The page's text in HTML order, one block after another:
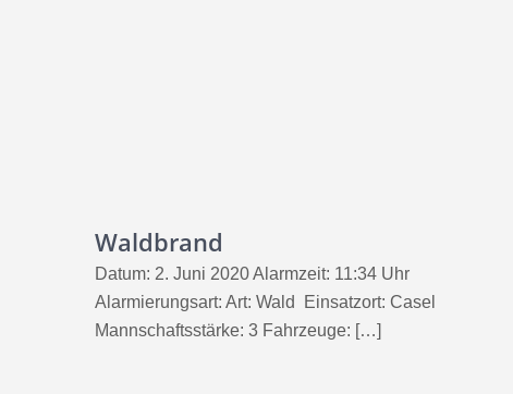
Waldbrand
Datum: 2. Juni 2020 Alarmzeit: 11:34 Uhr
Alarmierungsart: Art: Wald Einsatzort: Casel
Mannschaftsstärke: 3 Fahrzeuge: […]